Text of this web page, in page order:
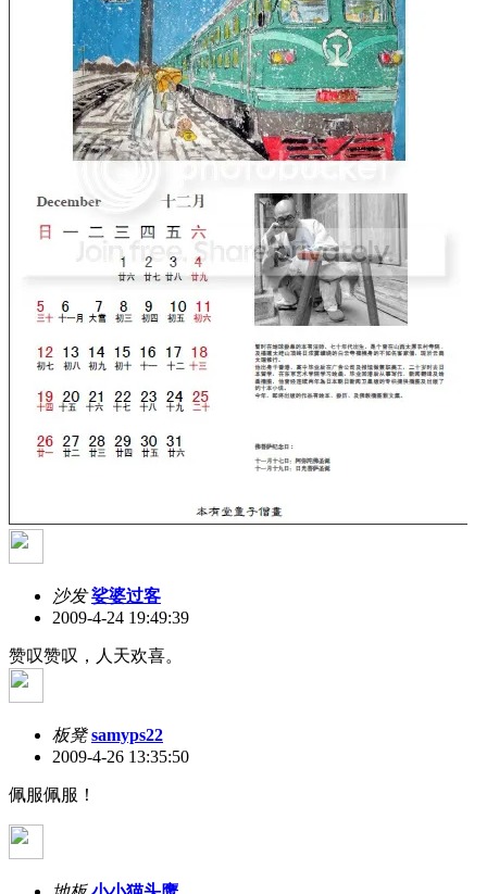
沙发 娑婆过客
2009-4-24 19:49:39
赞叹赞叹，人天欢喜。
板凳 samyps22
2009-4-26 13:35:50
佩服佩服！